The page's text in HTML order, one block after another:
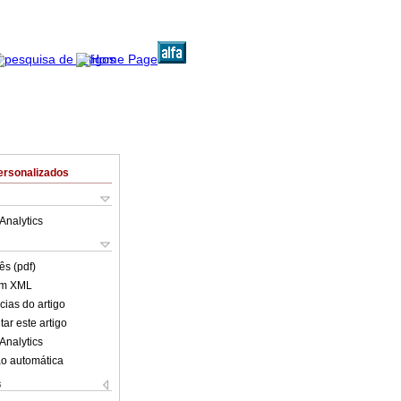
(pdf)
XML
do artigo
este artigo
automática